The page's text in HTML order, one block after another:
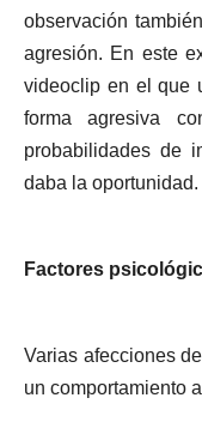
observación
agresión. En este
videoclip en el que
forma agresiva
probabilidades de
daba la oportunidad.
Factores
Varias afecciones
un comportamiento